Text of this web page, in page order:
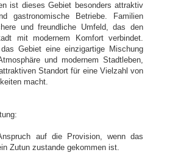
ist dieses Gebiet besonders attraktiv
gastronomische Betriebe. Familien
und freundliche Umfeld, das den
mit modernem Komfort verbindet.
Gebiet eine einzigartige Mischung
und modernem Stadtleben,
Standort für eine Vielzahl von
macht.
auf die Provision, wenn das
Zutun zustande gekommen ist.